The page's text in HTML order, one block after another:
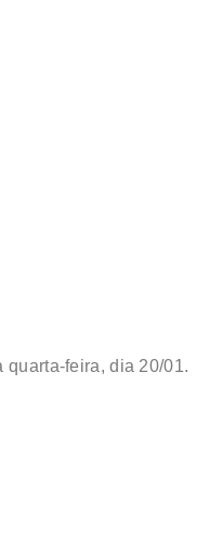
quarta-feira, dia 20/01.